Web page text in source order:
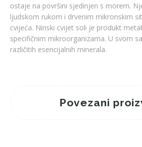
ostaje na površini sjedinjen s morem.
ljudskom rukom i drvenim mikronskim
cvijeća. Ninski cvijet soli je produkt
specifičnim mikroorganizama. U svom
različitih esencijalnih minerala.
Povezani